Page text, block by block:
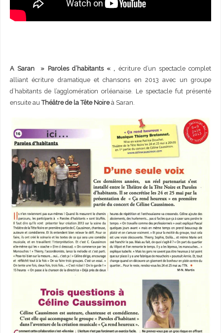
A Saran » Paroles d’habitants « , écriture d’un spectacle complet
alliant écriture dramatique et chansons en 2013 avec un groupe
d’habitants de l’agglomération orléanaise. Le spectacle fut présenté
ensuite au Théâtre de la Tête Noireà Saran.